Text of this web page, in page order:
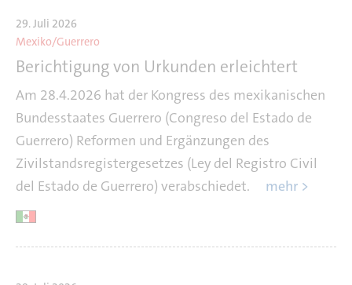
29. Juli 2026
Mexiko/Guerrero
Berichtigung von Urkunden erleichtert
Am 28.4.2026 hat der Kongress des mexikanischen
Bundesstaates Guerrero (Congreso del Estado de
Guerrero) Reformen und Ergänzungen des
Zivilstandsregistergesetzes (Ley del Registro Civil
del Estado de Guerrero) verabschiedet.
mehr >